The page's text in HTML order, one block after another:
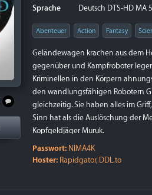
Sprache
Deutsch DTS-HD MA
Abenteuer Action Fantasy
Geländewagen krachen aus dem
gegenüber und Kampfroboter
Kriminellen in den Körpern
den wandlungsfähigen Robotern
gleichzeitig. Sie haben alles im
Sinn hat als die Auslöschung der
Kopfgeldjäger Muruk.
Passwort: NIMA4K
Hoster: Rapidgator, DDL.to